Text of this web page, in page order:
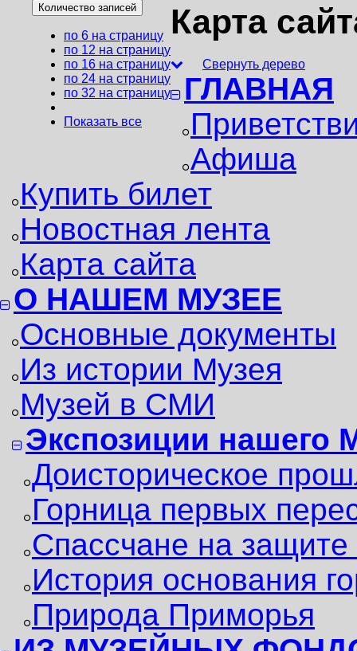
Количество записей
по 6 на страницу
по 12 на страницу
по 16 на страницу
по 24 на страницу
по 32 на страницу
Показать все
Карта
Свернуть дерево
ГЛАВНАЯ
Афиша
Купить билет
Новостная лента
Карта сайта
О НАШЕМ МУЗЕЕ
Основные документы
Из истории Музея
Музей в СМИ
Экспозиции нашего
Доисторическое
Горница первых
Спассчане на защите
История основания
Природа Приморья